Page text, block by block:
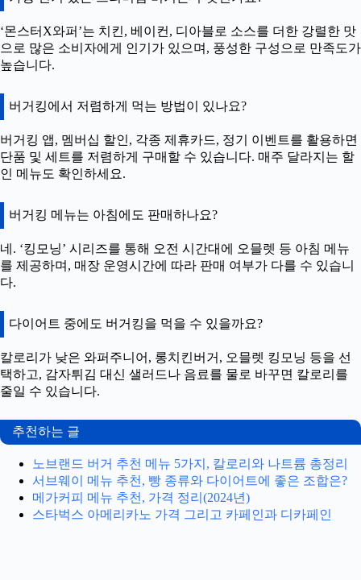
‘몬스터X와퍼’는 치킨, 베이컨, 디아블로 소스를 더한 강렬한 맛
으로 많은 소비자에게 인기가 있으며, 풍성한 구성으로 만족도가
높습니다.
버거킹에서 저렴하게 먹는 방법이 있나요?
버거킹 앱, 멤버십 할인, 각종 제휴카드, 정기 이벤트를 활용하면
단품 및 세트를 저렴하게 구매할 수 있습니다. 매주 달라지는 할
인 메뉴도 확인하세요.
버거킹 메뉴는 아침에도 판매하나요?
네. ‘킹모닝’ 시리즈를 통해 오전 시간대에 오믈렛 등 아침 메뉴
를 제공하며, 매장 운영시간에 따라 판매 여부가 다를 수 있습니
다.
다이어트 중에도 버거킹을 먹을 수 있을까요?
칼로리가 낮은 와퍼주니어, 롱치킨버거, 오믈렛 킹모닝 등을 선
택하고, 감자튀김 대신 샐러드나 음료를 물로 바꾸면 칼로리를
줄일 수 있습니다.
추천하는 글
노브랜드 버거 추천 메뉴 5가지, 칼로리와 나트륨 총정리
서브웨이 메뉴 추천, 빵 종류와 다이어트에 좋은 조합은?
메가커피 메뉴 추천, 가격 정리(2024년)
스타벅스 아메리카노 가격 그리고 카페인과 디카페인